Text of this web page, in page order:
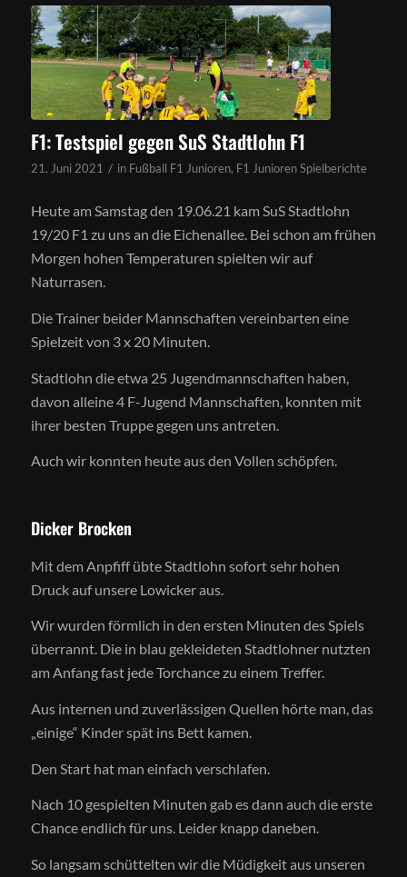
F1: Testspiel gegen SuS Stadtlohn F1
21. Juni 2021 / in Fußball F1 Junioren, F1 Junioren Spielberichte
Heute am Samstag den 19.06.21 kam SuS Stadtlohn
19/20 F1 zu uns an die Eichenallee. Bei schon am frühen
Morgen hohen Temperaturen spielten wir auf
Naturrasen.
Die Trainer beider Mannschaften vereinbarten eine
Spielzeit von 3 x 20 Minuten.
Stadtlohn die etwa 25 Jugendmannschaften haben,
davon alleine 4 F-Jugend Mannschaften, konnten mit
ihrer besten Truppe gegen uns antreten.
Auch wir konnten heute aus den Vollen schöpfen.
Dicker Brocken
Mit dem Anpfiff übte Stadtlohn sofort sehr hohen
Druck auf unsere Lowicker aus.
Wir wurden förmlich in den ersten Minuten des Spiels
überrannt.Die in blau gekleideten Stadtlohner nutzten
am Anfang fast jede Torchance zu einem Treffer.
Aus internen und zuverlässigen Quellen hörte man, das
„einige“ Kinder spät ins Bett kamen.
Den Start hat man einfach verschlafen.
Nach 10 gespielten Minuten gab es dann auch die erste
Chance endlich für uns. Leider knapp daneben.
So langsam schüttelten wir die Müdigkeit aus unseren